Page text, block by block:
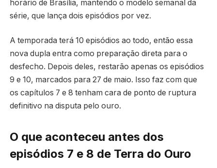
horário de Brasília, mantendo o modelo semanal da
série, que lança dois episódios por vez.
A temporada terá 10 episódios ao todo, então essa
nova dupla entra como preparação direta para o
desfecho. Depois deles, restarão apenas os episódios
9 e 10, marcados para 27 de maio. Isso faz com que
os capítulos 7 e 8 tenham cara de ponto de ruptura
definitivo na disputa pelo ouro.
O que aconteceu antes dos
episódios 7 e 8 de Terra do Ouro